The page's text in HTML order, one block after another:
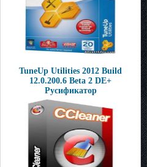
TuneUp Utilities 2012 Build
12.0.200.6 Beta 2 DE+
Русификатор